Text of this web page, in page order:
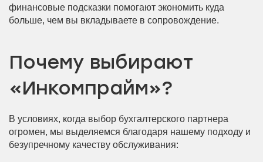
финансовые подсказки помогают экономить куда
больше, чем вы вкладываете в сопровождение.
Почему выбирают
«Инкомпрайм»?
В условиях, когда выбор бухгалтерского партнера
огромен, мы выделяемся благодаря нашему подходу и
безупречному качеству обслуживания: